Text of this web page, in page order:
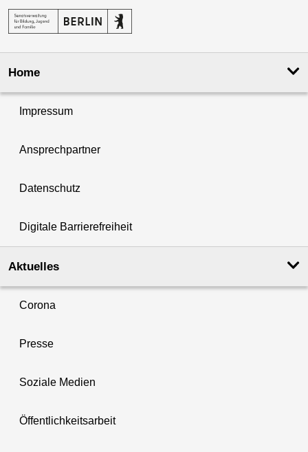
Home
Impressum
Ansprechpartner
Datenschutz
Digitale Barrierefreiheit
Aktuelles
Corona
Presse
Soziale Medien
Öffentlichkeitsarbeit